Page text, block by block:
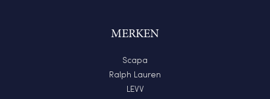
MERKEN
Scapa
Ralph Lauren
LEVV